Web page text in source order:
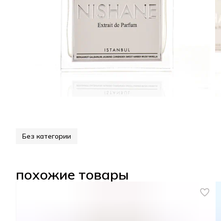
Без категории
похожие товары